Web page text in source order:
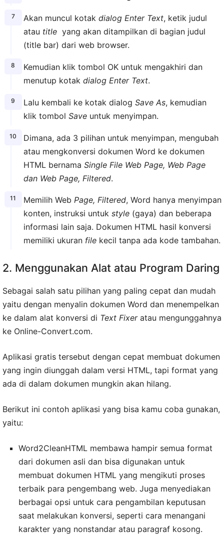
Akan muncul kotak dialog Enter Text, ketik judul
atau titleyang akan ditampilkan di bagian judul
(title bar) dari web browser.
Kemudian klik tombol OK untuk mengakhiri dan
menutup kotak dialog Enter Text.
Lalu kembali ke kotak dialog Save As, kemudian
klik tombol Saveuntuk menyimpan.
Dimana, ada 3 pilihan untuk menyimpan, mengubah
atau mengkonversi dokumen Word ke dokumen
HTML bernama Single File Web Page, Web Page
dan Web Page, Filtered.
Memilih Web Page, Filtered, Word hanya menyimpan
konten, instruksi untuk style(gaya) dan beberapa
informasi lain saja. Dokumen HTML hasil konversi
memiliki ukuran filekecil tanpa ada kode tambahan.
2. Menggunakan Alat atau Program Daring
Sebagai salah satu pilihan yang paling cepat dan mudah
yaitu dengan menyalin dokumen Word dan menempelkan
ke dalam alat konversi di Text Fixeratau mengunggahnya
ke Online-Convert.com.
Aplikasi gratis tersebut dengan cepat membuat dokumen
yang ingin diunggah dalam versi HTML, tapi format yang
ada di dalam dokumen mungkin akan hilang.
Berikut ini contoh aplikasi yang bisa kamu coba gunakan,
yaitu:
Word2CleanHTML membawa hampir semua format
dari dokumen asli dan bisa digunakan untuk
membuat dokumen HTML yang mengikuti proses
terbaik para pengembang web. Juga menyediakan
berbagai opsi untuk cara pengambilan keputusan
saat melakukan konversi, seperti cara menangani
karakter yang nonstandar atau paragraf kosong.